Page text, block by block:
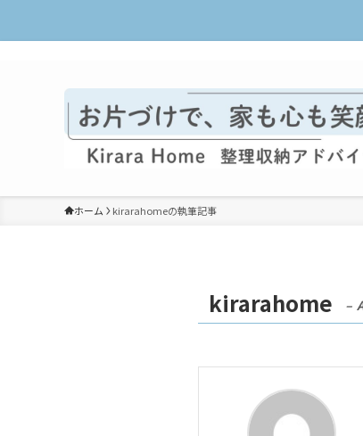
ホーム kirarahomeの執筆記事
kirarahome –